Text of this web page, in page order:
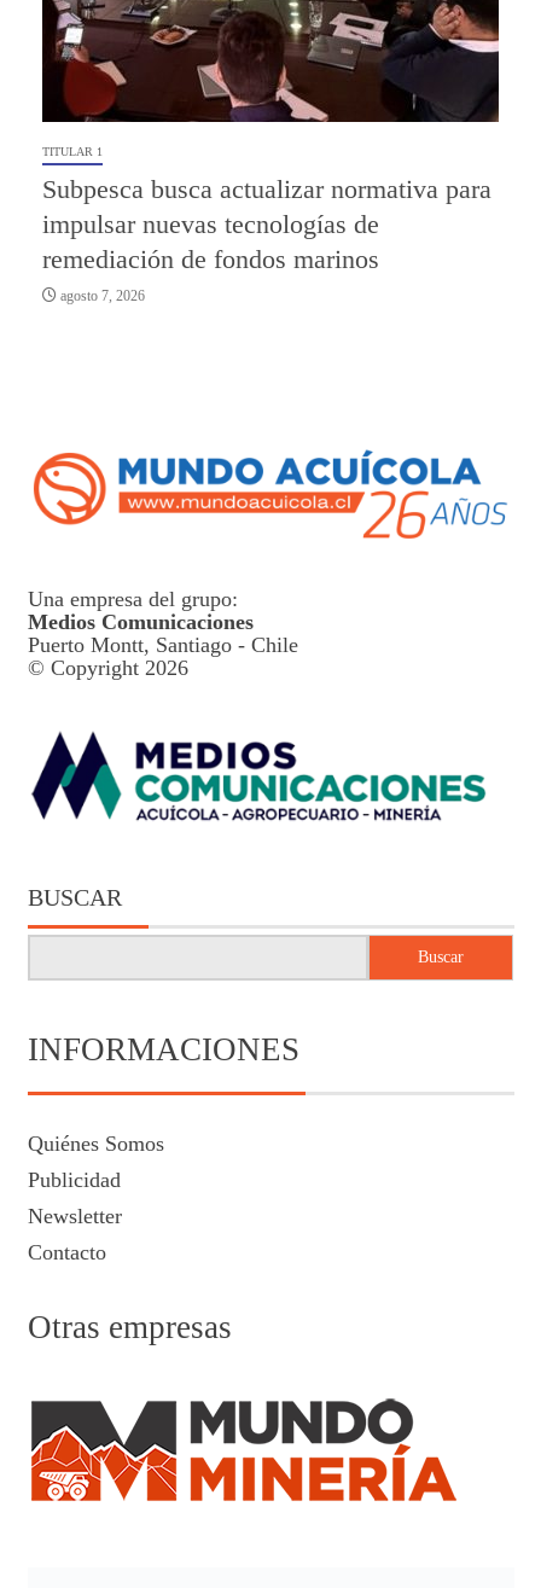
TITULAR 1
Subpesca busca actualizar normativa para
impulsar nuevas tecnologías de
remediación de fondos marinos
agosto 7, 2026
Una empresa del grupo:
Medios Comunicaciones
Puerto Montt, Santiago - Chile
© Copyright 2026
BUSCAR
Buscar
INFORMACIONES
Quiénes Somos
Publicidad
Newsletter
Contacto
Otras empresas